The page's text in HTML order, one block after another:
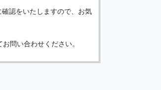
認をいたしますので、お気
問い合わせください。